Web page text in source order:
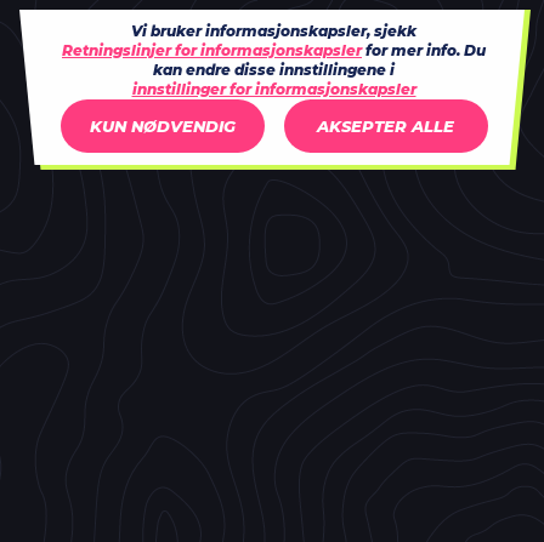
Vi bruker informasjonskapsler, sjekk
Retningslinjer for informasjonskapslerfor mer info. Du
kan endre disse innstillingene i
innstillinger for informasjonskapsler
KUN NØDVENDIG AKSEPTER ALLE